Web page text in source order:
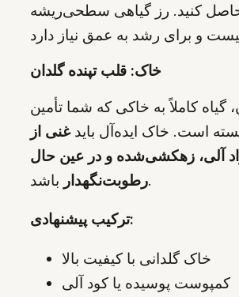
کنید. رز گیاهی سطحی‌ریشه
خاک: قلب تپنده گلدان
گیاه کاملاً به خاکی که شما تأمین
است. خاک ایده‌آل بایدغنی از
آلی، زهکشی‌شده و در عین حال
رطوبت‌نگهدارباشد.
ترکیب پیشنهادی:
خاک گلدانی با کیفیت بالا
کمپوست پوسیده یا کود آلی